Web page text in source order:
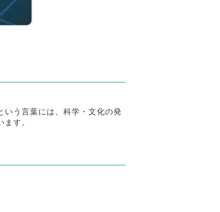
う言葉には、科学・文化の発
す。